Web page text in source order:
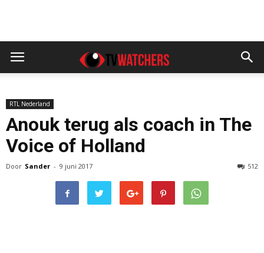
RTL Nederland
Anouk terug als coach in The
Voice of Holland
Door Sander - 9 juni 2017 512